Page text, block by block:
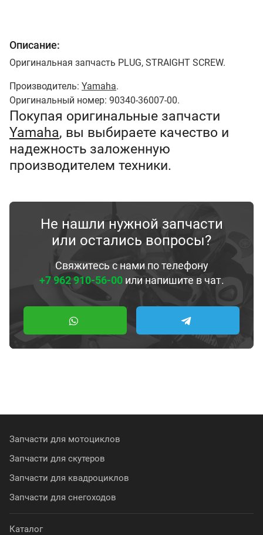
Описание:
Оригинальная запчасть PLUG, STRAIGHT SCREW.
Производитель: Yamaha.
Оригинальный номер: 90340-36007-00.
Покупая оригинальные запчасти
Yamaha, вы выбираете качество и
надежность заложенную
производителем техники.
Не нашли нужной запчасти
или остались вопросы?
Свяжитесь с нами по телефону
+7 962 910-56-00или напишите в чат.
Запчасти для мотоциклов
Запчасти для скутеров
Запчасти для квадроциклов
Запчасти для снегоходов
Каталог